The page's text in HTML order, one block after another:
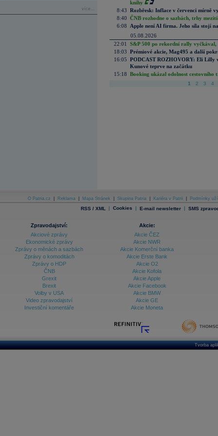
více...
knihy
8:43 Rozbřesk: Inflace v červenci mírně
8:40 ČNB rozhodne o sazbách, trhy
6:08
Apple není AI firma. Jeho síla stojí
05.08.2026
22:01
S&P 500 po rekordní rally vyčkával,
18:03 Prémiové akcie, Mag495 a další
16:05 PODCAST ROZHOVORY: Eli Lilly
Kunové teprve na začátku
15:18 Booking ukázal odolnost cestovního
1 2 3 4
O Patria.cz Reklama Mapa Stránek Skupina Patria Kariéra v Patrii Podmínky
RSS / XML | Cookies | E-mail newsletter | SMS
Zpravodajství:
Akciové zprávy
Ekonomické zprávy
Zprávy o měnách a sazbách
Zprávy o komoditách
Zprávy o HDP
ČNB
Grexit
Brexit
Volby v USA
Video zpravodajství
Investiční komentáře
Akcie:
Akcie ČEZ
Akcie NWR
Akcie Komerční banka
Akcie Erste Bank
Akcie O2
Akcie Kofola
Akcie Apple
Akcie Facebook
Akcie BMW
Akcie GE
Akcie Moneta
Tvorba